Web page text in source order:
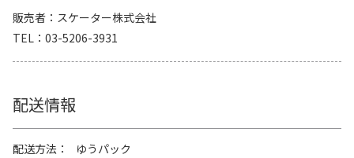
販売者
スケーター株式会社
TEL
03-5206-3931
配送情報
配送方法
ゆうパック